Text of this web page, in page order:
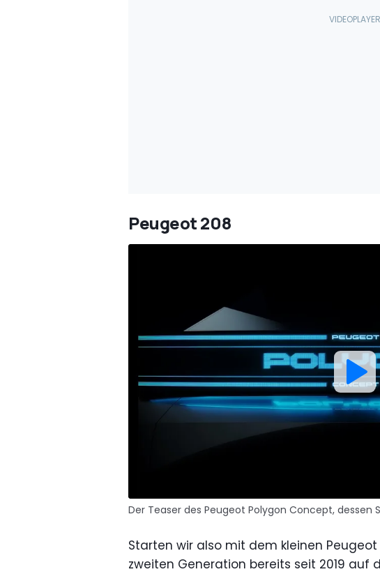
Peugeot 208
Der Teaser des Peugeot Polygon Concept,
Starten wir also mit dem kleinen Peugeot
zweiten Generation bereits seit 2019 auf